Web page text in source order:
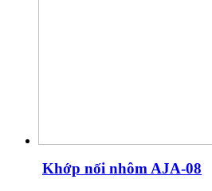
Khớp nối nhôm AJA-08